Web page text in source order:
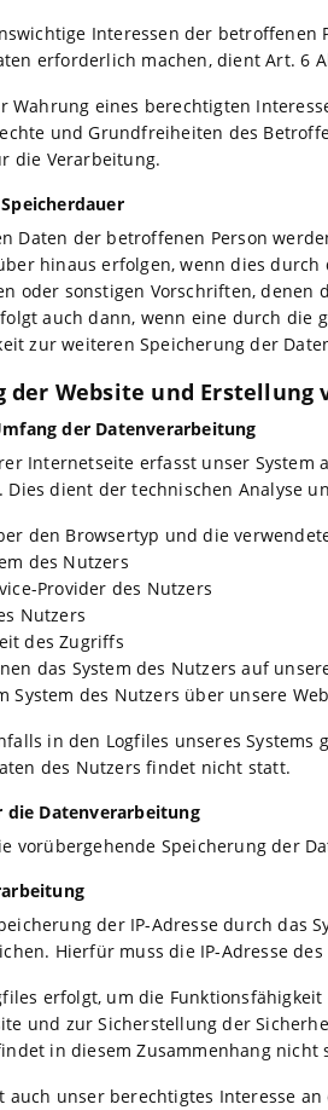
Interessen der
erforderlich machen, dient Art. 6
Wahrung eines berechtigten
und Grundfreiheiten des
die Verarbeitung.
Daten der betroffenen Person
hinaus erfolgen, wenn dies
oder sonstigen Vorschriften,
auch dann, wenn eine durch
zur weiteren Speicherung der
Website und Erstellung
der Datenverarbeitung
Internetseite erfasst unser
dient der technischen Analyse
den Browsertyp und die
des Nutzers
Provider des Nutzers
Nutzers
des Zugriffs
das System des Nutzers auf
System des Nutzers über unsere
in den Logfiles unseres
des Nutzers findet nicht statt.
die Datenverarbeitung
vorübergehende Speicherung der
der IP-Adresse durch das
Hierfür muss die IP-Adresse
erfolgt, um die
und zur Sicherstellung der
in diesem Zusammenhang nicht
auch unser berechtigtes Interesse